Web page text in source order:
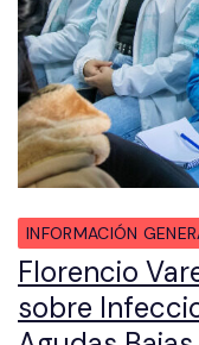
INFORMACIÓN
Florencio
sobre